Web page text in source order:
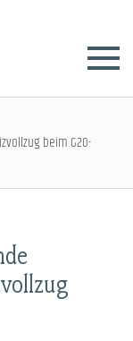
beim G20-